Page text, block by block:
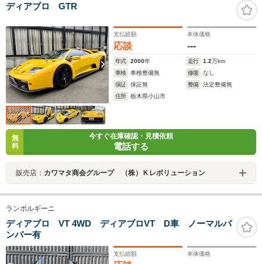
ディアブロ GTR
支払総額
応談
本体価格
---
年式 2000年 走行 1.2万km
車検
車検整備無 修復
なし
保証
保証無 整備
法定整備無
住所
栃木県小山市
無
料
今すぐ在庫確認・見積依頼
電話する
販売店： カワマタ商会グループ （株）Ｋレボリューション
ランボルギーニ
ディアブロ VT 4WD ディアブロVT D車 ノーマルバ
ンパー有
支払総額 本体価格